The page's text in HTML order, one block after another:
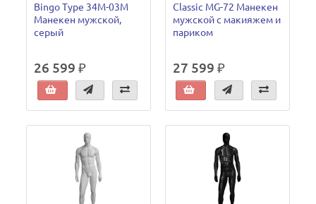
Bingo Type 34M-03M
Манекен мужской,
серый
26 599 ₽
Classic MG-72 Манекен
мужской с макияжем и
париком
27 599 ₽